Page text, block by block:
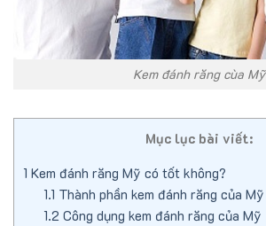
Kem đánh răng cùa Mỹ
Mục lục bài viết:
1 Kem đánh răng Mỹ có tốt không?
1.1 Thành phần kem đánh răng của Mỹ
1.2 Công dụng kem đánh răng của Mỹ